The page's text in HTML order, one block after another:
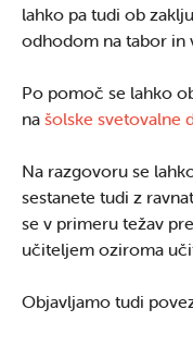
lahko pa tudi ob
odhodom na tabor in
Po pomoč se lahko
na šolske svetovalne
Na razgovoru se
sestanete tudi z
se v primeru težav
učiteljem oziroma
Objavljamo tudi